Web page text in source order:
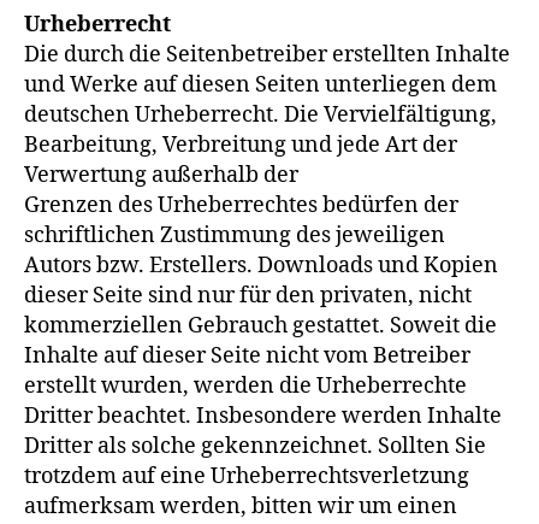
Urheberrecht
Die durch die Seitenbetreiber erstellten Inhalte
und Werke auf diesen Seiten unterliegen dem
deutschen Urheberrecht. Die Vervielfältigung,
Bearbeitung, Verbreitung und jede Art der
Verwertung außerhalb der
Grenzen des Urheberrechtes bedürfen der
schriftlichen Zustimmung des jeweiligen
Autors bzw. Erstellers. Downloads und Kopien
dieser Seite sind nur für den privaten, nicht
kommerziellen Gebrauch gestattet. Soweit die
Inhalte auf dieser Seite nicht vom Betreiber
erstellt wurden, werden die Urheberrechte
Dritter beachtet. Insbesondere werden Inhalte
Dritter als solche gekennzeichnet. Sollten Sie
trotzdem auf eine Urheberrechtsverletzung
aufmerksam werden, bitten wir um einen